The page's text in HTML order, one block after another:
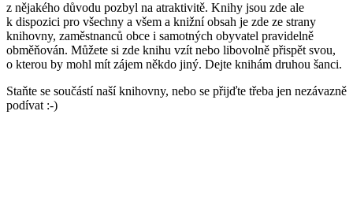
z nějakého důvodu pozbyl na atraktivitě. Knihy jsou zde ale
k dispozici pro všechny a všem a knižní obsah je zde ze strany
knihovny, zaměstnanců obce i samotných obyvatel pravidelně
obměňován. Můžete si zde knihu vzít nebo libovolně přispět svou,
o kterou by mohl mít zájem někdo jiný. Dejte knihám druhou šanci.
Staňte se součástí naší knihovny, nebo se přijďte třeba jen nezávazně
podívat :-)